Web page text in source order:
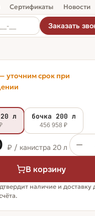
Сертификаты Новости
Заказать
уточним срок при
л бочка 200 л
456 958 ₽
₽ / канистра 20 л
В корзину
наличие и доставку